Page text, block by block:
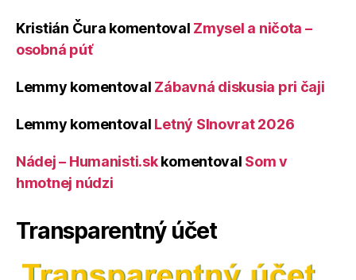
Kristián Čura komentoval Zmysel a ničota –
osobná púť
Lemmy komentoval Zábavná diskusia pri čaji
Lemmy komentoval Letný Slnovrat 2026
Nádej – Humanisti.skkomentoval Som v
hmotnej núdzi
Transparentný účet